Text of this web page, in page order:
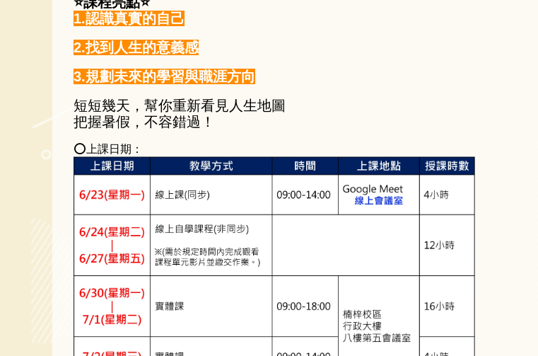
1.認識真實的自己
2.找到人生的意義感
3.規劃未來的學習與職涯方向
短短幾天，幫你重新看見人生地圖
把握暑假，不容錯過！
⭕上課日期：